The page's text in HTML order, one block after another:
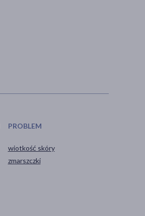
PROBLEM
wiotkość skóry
zmarszczki